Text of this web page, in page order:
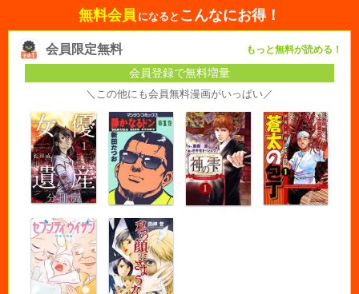
無料会員 になると こんなにお得！
会員限定無料 もっと無料が読める！
会員登録で無料増量
＼この他にも会員無料漫画がいっぱい／